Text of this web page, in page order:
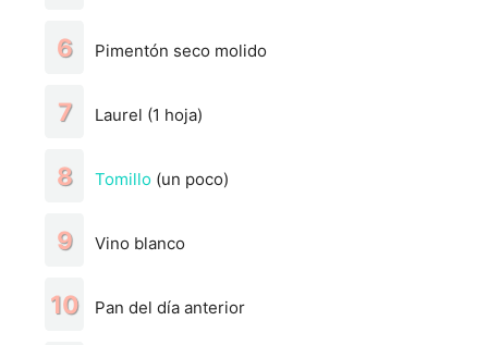
Pimentón seco molido
Laurel (1 hoja)
Tomillo (un poco)
Vino blanco
Pan del día anterior